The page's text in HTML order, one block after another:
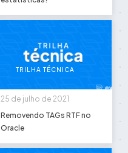
TRILHA TÉCNICA
25 de julho de 2021
Removendo TAGs RTF no
Oracle